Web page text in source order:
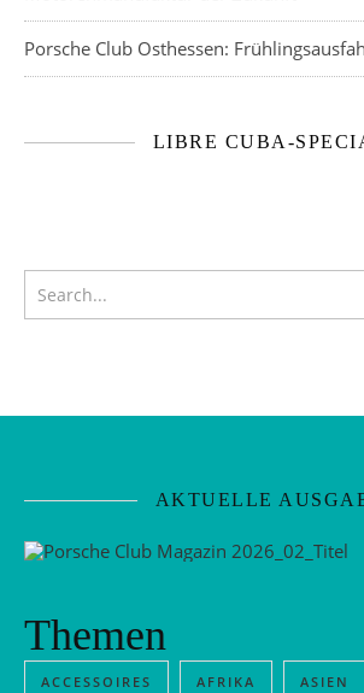
Porsche Club Osthessen:
LIBRE CUBA-
AKTUELLE
Themen
ACCESSOIRES AFRIKA ASIEN